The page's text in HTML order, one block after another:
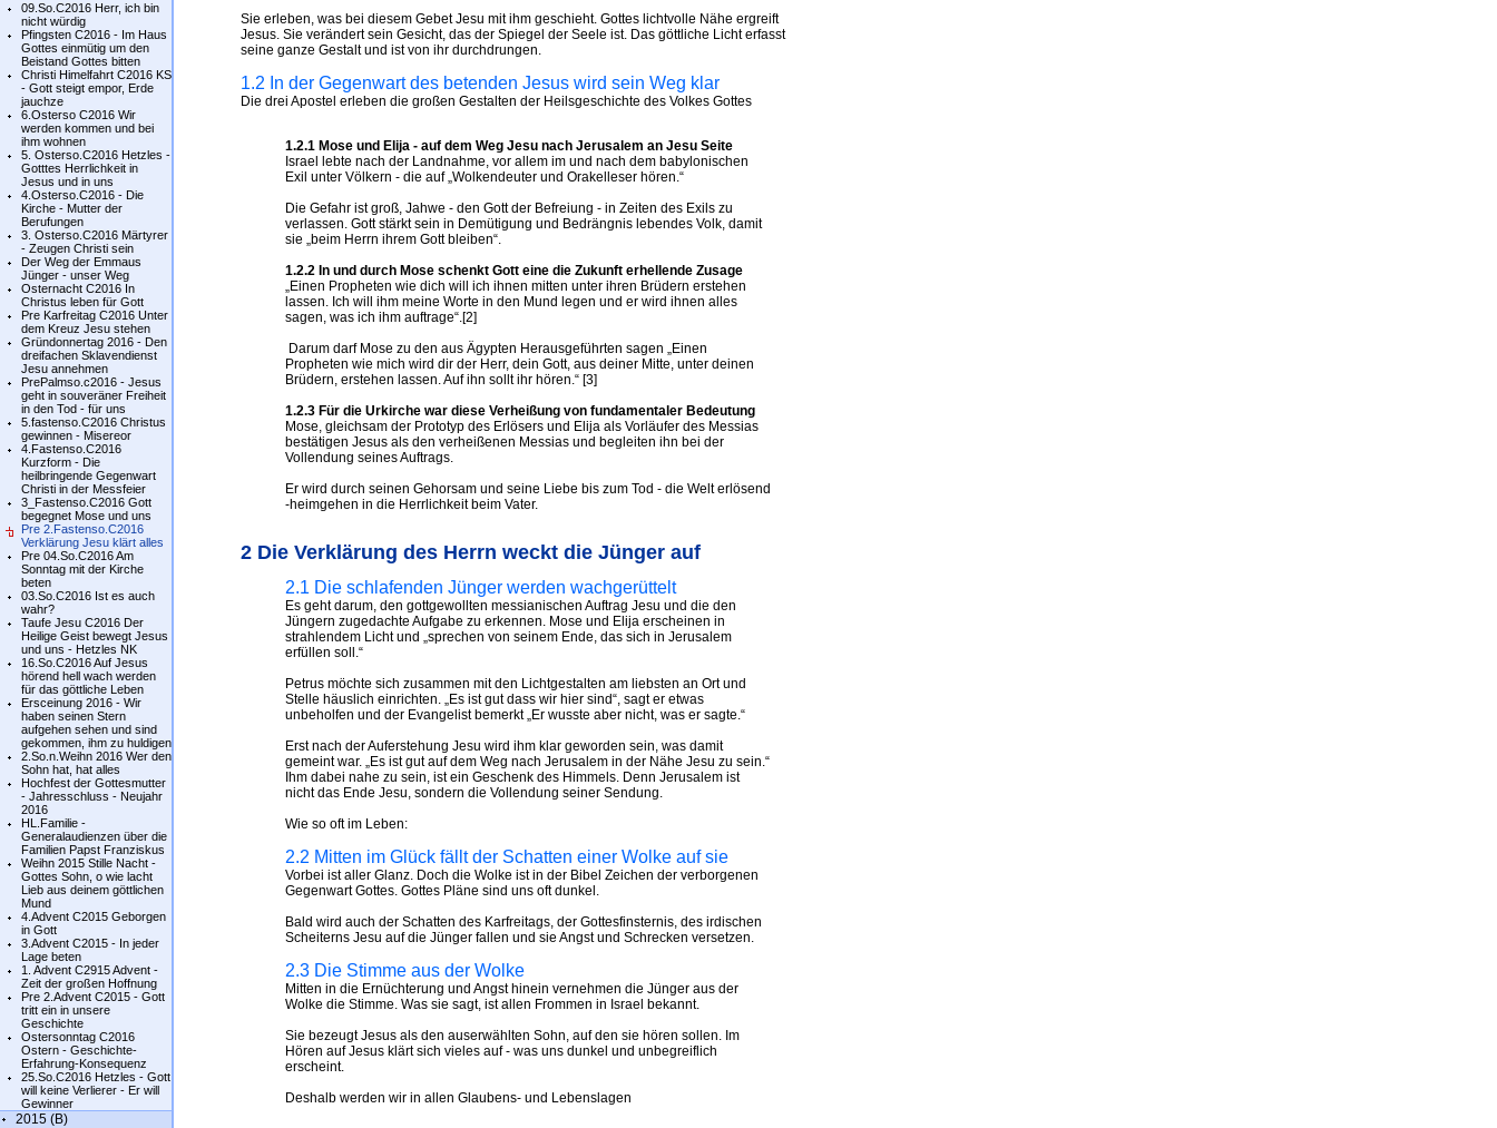
09.So.C2016 Herr, ich bin
nicht würdig
Pfingsten C2016 - Im Haus
Gottes einmütig um den
Beistand Gottes bitten
Christi Himelfahrt C2016 KS
- Gott steigt empor, Erde
jauchze
6.Osterso C2016 Wir
werden kommen und bei
ihm wohnen
5. Osterso.C2016 Hetzles -
Gotttes Herrlichkeit in
Jesus und in uns
4.Osterso.C2016 - Die
Kirche - Mutter der
Berufungen
3. Osterso.C2016 Märtyrer
- Zeugen Christi sein
Der Weg der Emmaus
Jünger - unser Weg
Osternacht C2016 In
Christus leben für Gott
Pre Karfreitag C2016 Unter
dem Kreuz Jesu stehen
Gründonnertag 2016 - Den
dreifachen Sklavendienst
Jesu annehmen
PrePalmso.c2016 - Jesus
geht in souveräner Freiheit
in den Tod - für uns
5.fastenso.C2016 Christus
gewinnen - Misereor
4.Fastenso.C2016
Kurzform - Die
heilbringende Gegenwart
Christi in der Messfeier
3_Fastenso.C2016 Gott
begegnet Mose und uns
Pre 2.Fastenso.C2016
Verklärung Jesu klärt alles
Pre 04.So.C2016 Am
Sonntag mit der Kirche
beten
03.So.C2016 Ist es auch
wahr?
Taufe Jesu C2016 Der
Heilige Geist bewegt Jesus
und uns - Hetzles NK
16.So.C2016 Auf Jesus
hörend hell wach werden
für das göttliche Leben
Ersceinung 2016 - Wir
haben seinen Stern
aufgehen sehen und sind
gekommen, ihm zu huldigen
2.So.n.Weihn 2016 Wer den
Sohn hat, hat alles
Hochfest der Gottesmutter
- Jahresschluss - Neujahr
2016
HL.Familie -
Generalaudienzen über die
Familien Papst Franziskus
Weihn 2015 Stille Nacht -
Gottes Sohn, o wie lacht
Lieb aus deinem göttlichen
Mund
4.Advent C2015 Geborgen
in Gott
3.Advent C2015 - In jeder
Lage beten
1. Advent C2915 Advent -
Zeit der großen Hoffnung
Pre 2.Advent C2015 - Gott
tritt ein in unsere
Geschichte
Ostersonntag C2016
Ostern - Geschichte-
Erfahrung-Konsequenz
25.So.C2016 Hetzles - Gott
will keine Verlierer - Er will
Gewinner
2015 (B)
Sie erleben, was bei diesem Gebet Jesu mit ihm geschieht. Gottes lichtvolle Nähe ergreift
Jesus. Sie verändert sein Gesicht, das der Spiegel der Seele ist. Das göttliche Licht erfasst
seine ganze Gestalt und ist von ihr durchdrungen.
1.2 In der Gegenwart des betenden Jesus wird sein Weg klar
Die drei Apostel erleben die großen Gestalten der Heilsgeschichte des Volkes Gottes
1.2.1 Mose und Elija - auf dem Weg Jesu nach Jerusalem an Jesu Seite
Israel lebte nach der Landnahme, vor allem im und nach dem babylonischen
Exil unter Völkern - die auf „Wolkendeuter und Orakelleser hören.“
Die Gefahr ist groß, Jahwe - den Gott der Befreiung - in Zeiten des Exils zu
verlassen. Gott stärkt sein in Demütigung und Bedrängnis lebendes Volk, damit
sie „beim Herrn ihrem Gott bleiben“.
1.2.2 In und durch Mose schenkt Gott eine die Zukunft erhellende Zusage
„Einen Propheten wie dich will ich ihnen mitten unter ihren Brüdern erstehen
lassen. Ich will ihm meine Worte in den Mund legen und er wird ihnen alles
sagen, was ich ihm auftrage“.[2]
Darum darf Mose zu den aus Ägypten Herausgeführten sagen „Einen
Propheten wie mich wird dir der Herr, dein Gott, aus deiner Mitte, unter deinen
Brüdern, erstehen lassen. Auf ihn sollt ihr hören.“ [3]
1.2.3 Für die Urkirche war diese Verheißung von fundamentaler Bedeutung
Mose, gleichsam der Prototyp des Erlösers und Elija als Vorläufer des Messias
bestätigen Jesus als den verheißenen Messias und begleiten ihn bei der
Vollendung seines Auftrags.
Er wird durch seinen Gehorsam und seine Liebe bis zum Tod - die Welt erlösend
-heimgehen in die Herrlichkeit beim Vater.
2 Die Verklärung des Herrn weckt die Jünger auf
2.1 Die schlafenden Jünger werden wachgerüttelt
Es geht darum, den gottgewollten messianischen Auftrag Jesu und die den
Jüngern zugedachte Aufgabe zu erkennen. Mose und Elija erscheinen in
strahlendem Licht und „sprechen von seinem Ende, das sich in Jerusalem
erfüllen soll.“
Petrus möchte sich zusammen mit den Lichtgestalten am liebsten an Ort und
Stelle häuslich einrichten. „Es ist gut dass wir hier sind“, sagt er etwas
unbeholfen und der Evangelist bemerkt „Er wusste aber nicht, was er sagte.“
Erst nach der Auferstehung Jesu wird ihm klar geworden sein, was damit
gemeint war. „Es ist gut auf dem Weg nach Jerusalem in der Nähe Jesu zu sein.“
Ihm dabei nahe zu sein, ist ein Geschenk des Himmels. Denn Jerusalem ist
nicht das Ende Jesu, sondern die Vollendung seiner Sendung.
Wie so oft im Leben:
2.2 Mitten im Glück fällt der Schatten einer Wolke auf sie
Vorbei ist aller Glanz. Doch die Wolke ist in der Bibel Zeichen der verborgenen
Gegenwart Gottes. Gottes Pläne sind uns oft dunkel.
Bald wird auch der Schatten des Karfreitags, der Gottesfinsternis, des irdischen
Scheiterns Jesu auf die Jünger fallen und sie Angst und Schrecken versetzen.
2.3 Die Stimme aus der Wolke
Mitten in die Ernüchterung und Angst hinein vernehmen die Jünger aus der
Wolke die Stimme. Was sie sagt, ist allen Frommen in Israel bekannt.
Sie bezeugt Jesus als den auserwählten Sohn, auf den sie hören sollen. Im
Hören auf Jesus klärt sich vieles auf - was uns dunkel und unbegreiflich
erscheint.
Deshalb werden wir in allen Glaubens- und Lebenslagen